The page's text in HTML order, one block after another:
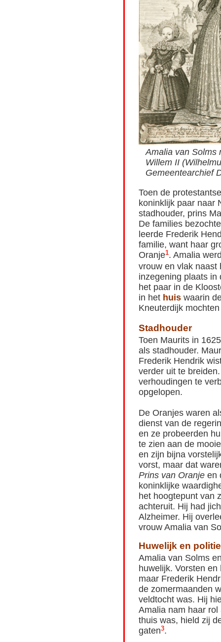
Amalia van Solms
Willem II
Gemeentearchief
Toen de
koninklijk paar naar
stadhouder, prins
De families
leerde Frederik
familie, want haar
Oranje1. Amalia
vrouw en vlak naast
inzegening plaats in
het paar in de
in het huis waarin
Kneuterdijk
Stadhouder
Toen Maurits in
als stadhouder.
Frederik Hendrik
verder uit te
verhoudingen te
opgelopen.
De Oranjes waren
dienst van de
en ze probeerden
te zien aan de
en zijn bijna
vorst, maar dat
Prins van Oranje en
koninklijke
het hoogtepunt van
achteruit. Hij had
Alzheimer. Hij
vrouw Amalia van
Huwelijk en
Amalia van Solms
huwelijk. Vorsten
maar Frederik
de zomermaanden
veldtocht was. Hij
Amalia nam haar
thuis was, hield zij
gaten3.